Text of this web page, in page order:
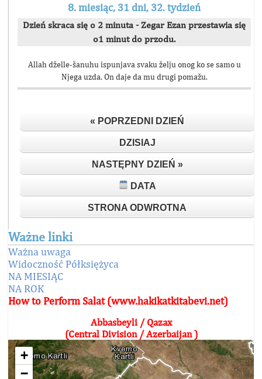
8. miesiąc, 31 dni, 32. tydzień
Dzień skraca się o 2 minuta - Zegar Ezan przestawia się
o1 minut do przodu.
Allah dželle-šanuhu ispunjava svaku želju onog ko se samo u
Njega uzda. On daje da mu drugi pomažu.
« POPRZEDNI DZIEŃ
DZISIAJ
NASTĘPNY DZIEŃ »
DATA
STRONA ODWROTNA
Ważne linki
Ważna uwaga
Widoczność Półksiężyca
NA MIESIĄC
NA ROK
How to Perform Salat (www.hakikatkitabevi.net)
Abbasbeyli / Qazax
(Central Division / Azerbaijan )
+
−